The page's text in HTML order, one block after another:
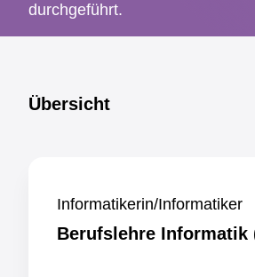
durchgeführt.
Übersicht
Informatikerin/Informatiker
Berufslehre Informatik